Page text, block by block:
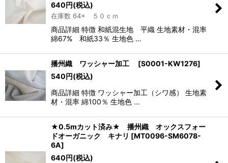
640円(税込)
在庫数 64× ５０ｃｍ
商品詳細 特徴 和紙混生地 平織 生地素材・混率
綿67% 和紙33％ 生地色 …
播州織 ワッシャー加工 [S0001-KW1276]
540円(税込)
商品詳細 特徴 ワッシャー加工（シワ感） 生地素
材・混率 綿100％ 生地色 …
★0.5mカット済み★ 播州織 オックスフォー
ドオーガニック キナリ [MT0096-SM6078-
6A]
640円(税込)